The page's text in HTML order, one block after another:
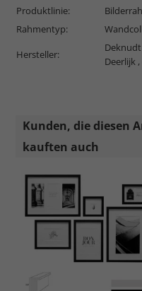
Produktlinie:
Rahmentyp:
Hersteller:
Deerlijk ,
Kunden, die diesen
kauften auch